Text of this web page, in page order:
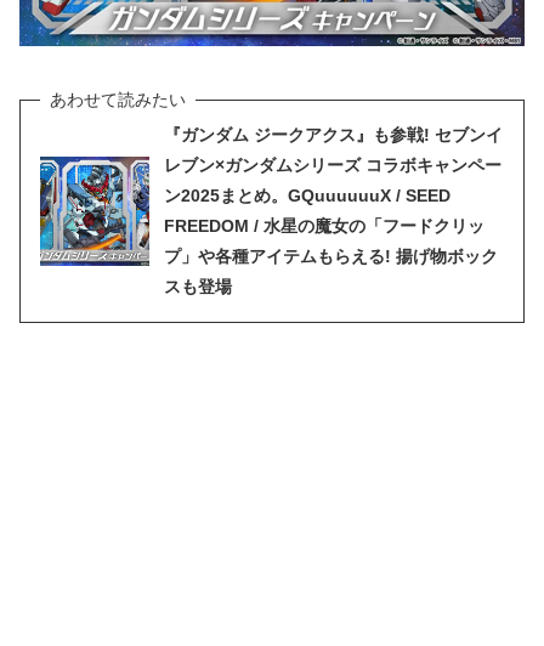
『ガンダム ジークアクス』も参戦! セブンイ
レブン×ガンダムシリーズ コラボキャンペー
ン2025まとめ。GQuuuuuuX / SEED
FREEDOM / 水星の魔女の「フードクリッ
プ」や各種アイテムもらえる! 揚げ物ボック
スも登場